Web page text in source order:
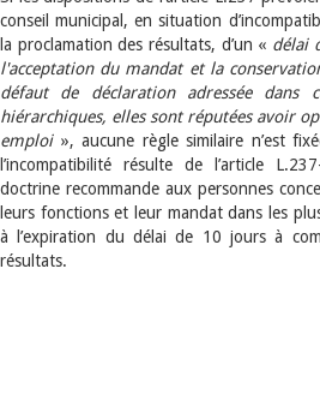
conseil municipal, en situation
la proclamation des résultats, d’un « délai
l'acceptation du mandat et la
défaut de déclaration adressée dans
hiérarchiques, elles sont réputées avoir
emploi», aucune règle similaire n’est
l’incompatibilité résulte de l’article
doctrine recommande aux personnes
leurs fonctions et leur mandat dans les
à l’expiration du délai de 10 jours à
résultats.